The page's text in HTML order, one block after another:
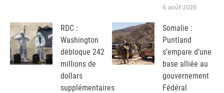
6 août 2026
RDC :
Washington
débloque 242
millions de
dollars
supplémentaires
Somalie :
Puntland
s’empare d’une
base alliée au
gouvernement
Fédéral